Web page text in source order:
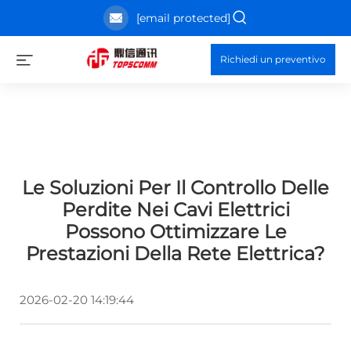
[email protected]
Richiedi un preventivo
Le Soluzioni Per Il Controllo Delle
Perdite Nei Cavi Elettrici
Possono Ottimizzare Le
Prestazioni Della Rete Elettrica?
2026-02-20 14:19:44